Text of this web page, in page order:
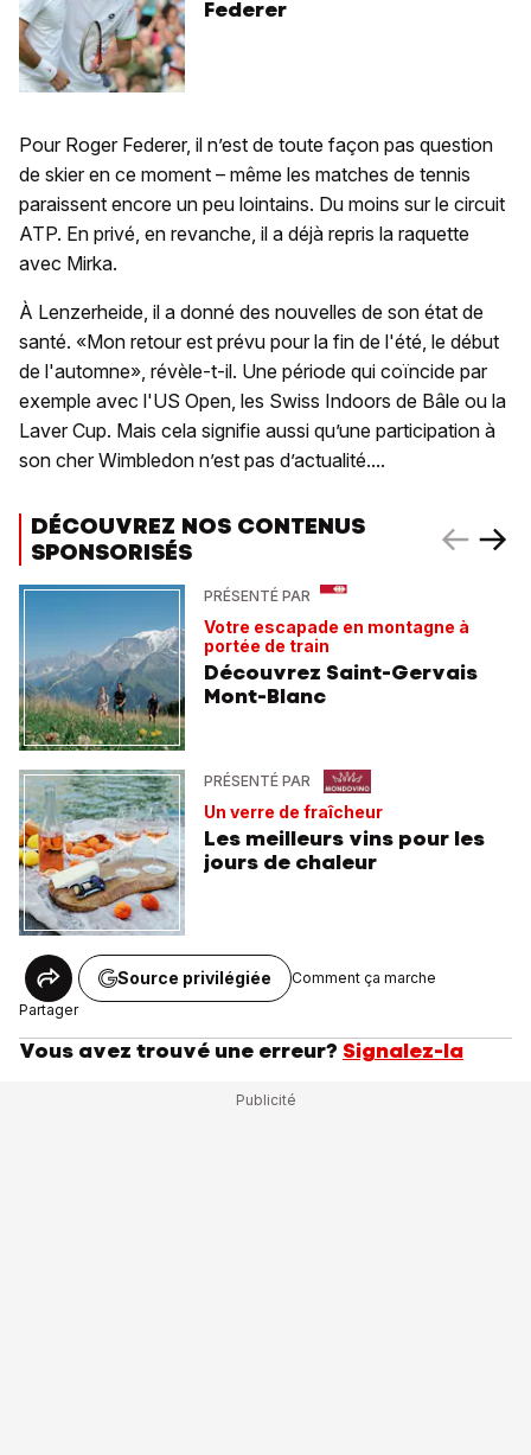
Federer
Pour Roger Federer, il n’est de toute façon pas question
de skier en ce moment – même les matches de tennis
paraissent encore un peu lointains. Du moins sur le circuit
ATP. En privé, en revanche, il a déjà repris la raquette
avec Mirka.
À Lenzerheide, il a donné des nouvelles de son état de
santé. «Mon retour est prévu pour la fin de l'été, le début
de l'automne», révèle-t-il. Une période qui coïncide par
exemple avec l'US Open, les Swiss Indoors de Bâle ou la
Laver Cup. Mais cela signifie aussi qu’une participation à
son cher Wimbledon n’est pas d’actualité....
DÉCOUVREZ NOS CONTENUS
SPONSORISÉS
PRÉSENTÉ PAR
Votre escapade en montagne à
portée de train
Découvrez Saint-Gervais
Mont-Blanc
PRÉSENTÉ PAR
Un verre de fraîcheur
Les meilleurs vins pour les
jours de chaleur
Partager
Source privilégiée Comment ça marche
Vous avez trouvé une erreur? Signalez-la